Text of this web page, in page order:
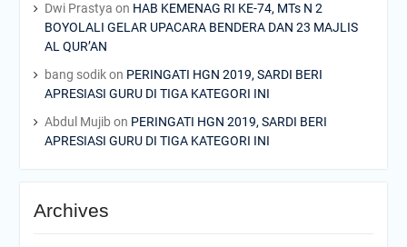
Dwi Prastya on HAB KEMENAG RI KE-74, MTs N 2
BOYOLALI GELAR UPACARA BENDERA DAN 23 MAJLIS
AL QUR’AN
bang sodikon PERINGATI HGN 2019, SARDI BERI
APRESIASI GURU DI TIGA KATEGORI INI
Abdul Mujib on PERINGATI HGN 2019, SARDI BERI
APRESIASI GURU DI TIGA KATEGORI INI
Archives